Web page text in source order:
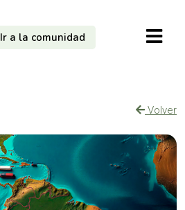
Ir a la comunidad
Volver